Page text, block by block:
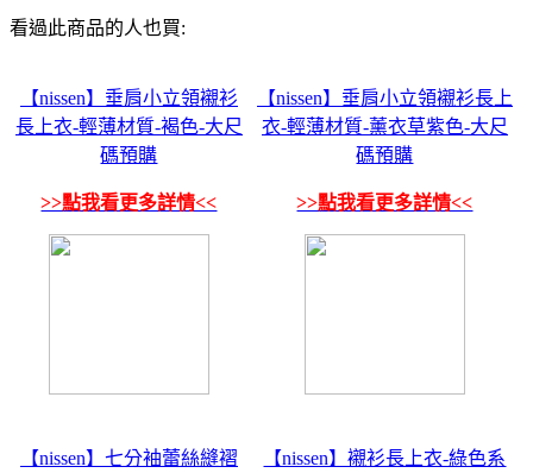
看過此商品的人也買:
【nissen】垂肩小立領襯衫
長上衣-輕薄材質-褐色-大尺
碼預購
>>點我看更多詳情<<
【nissen】垂肩小立領襯衫長上
衣-輕薄材質-薰衣草紫色-大尺
碼預購
>>點我看更多詳情<<
【nissen】七分袖蕾絲縫褶
【nissen】襯衫長上衣-綠色系